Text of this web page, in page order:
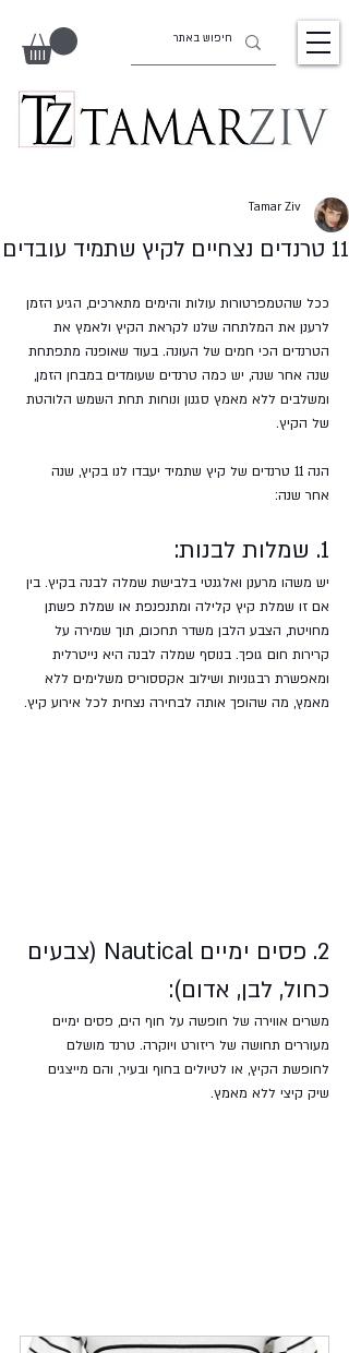
11 טרנדים נצחיים לקיץ שתמיד עובדים
Tamar Ziv
ככל שהטמפרטורות עולות והימים מתארכים, הגיע הזמן
לרענן את המלתחה שלנו לקראת הקיץ ולאמץ את
הטרנדים הכי חמים של העונה. בעוד שאופנה מתפתחת
שנה אחר שנה, יש כמה טרנדים שעומדים במבחן הזמן,
ומשלבים ללא מאמץ סגנון ונוחות תחת השמש הלוהטת
של הקיץ.
הנה 11 טרנדים של קיץ שתמיד יעבדו לנו בקיץ, שנה
אחר שנה:
1. שמלות לבנות:
יש משהו מרענן ואלגנטי בלבישת שמלה לבנה בקיץ. בין
אם זו שמלת קיץ קלילה ומתנפנפת או שמלת פשתן
מחויטת, הצבע הלבן משדר תחכום, תוך שמירה על
קרירות חום גופך. בנוסף שמלה לבנה היא נייטרלית
ומאפשרת רבגוניות ושילוב אקססוריס משלימים ללא
מאמץ, מה שהופך אותה לבחירה נצחית לכל אירוע קיץ.
2. פסים ימיים Nautical (צבעים
כחול, לבן, אדום):
משרים אווירה של חופשה על חוף הים, פסים ימיים
מעוררים תחושה של ריזורט ויוקרה. טרנד מושלם
לחופשת הקיץ, או לטיולים בחוף ובעיר, והם מייצגים
שיק קיצי ללא מאמץ.